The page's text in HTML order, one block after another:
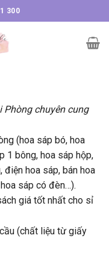
300
Phòng chuyên cung
(hoa sáp bó, hoa
1 bông, hoa sáp hộp,
điện hoa sáp, bán hoa
sáp có đèn…).
giá tốt nhất cho sỉ
(chất liệu từ giấy